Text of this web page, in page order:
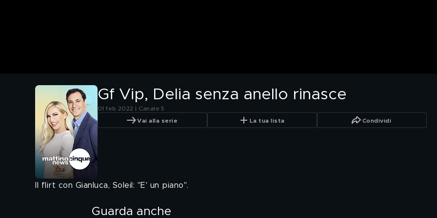
Gf Vip, Delia senza anello rinasce
01 feb 2022 | Canale 5
Vai alla serie La tua lista Condividi
Il flirt con Gianluca, Soleil: "E' un piano".
Guarda anche